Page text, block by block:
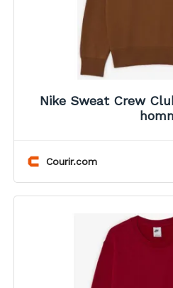
Nike Sweat Crew
Courir.com